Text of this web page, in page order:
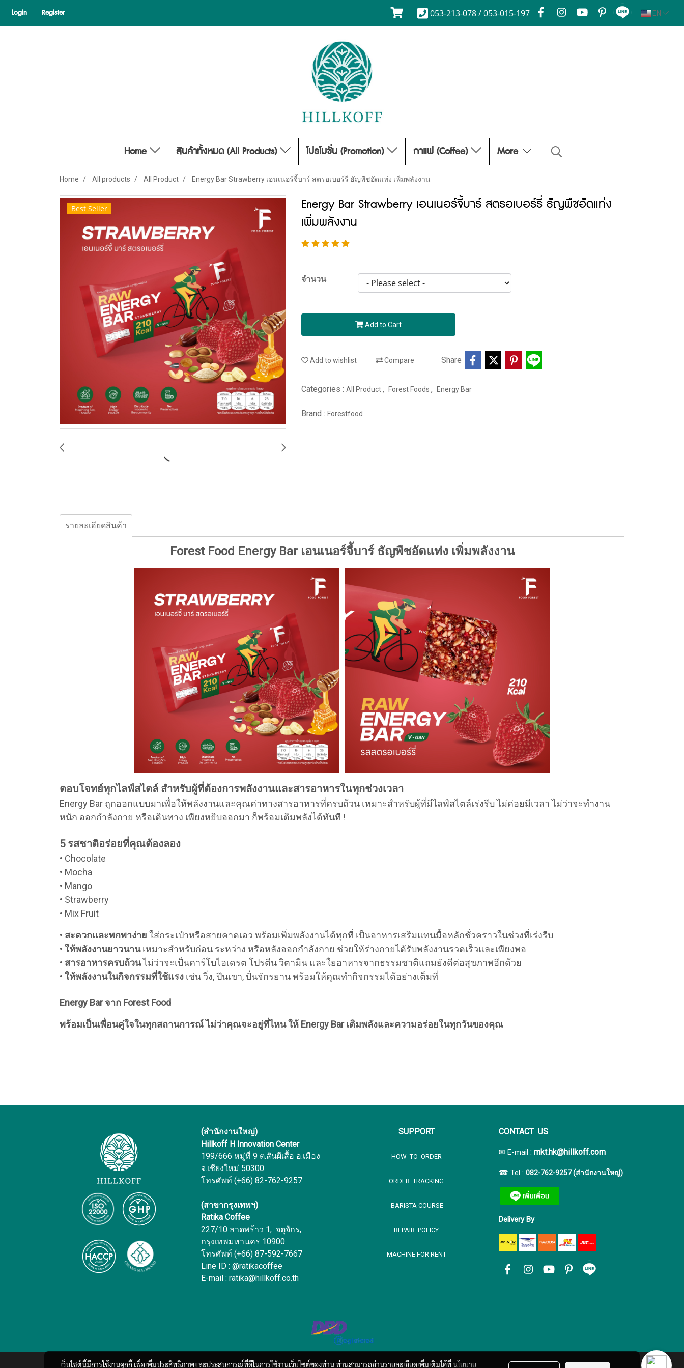
Login Register 053-213-078 / 053-015-197 EN
Home สินค้าทั้งหมด (All Products) โปรโมชั่น (Promotion) กาแฟ (Coffee) More
Home All products All Product Energy Bar Strawberry เอนเนอร์จี้บาร์ สตรอเบอร์รี่ ธัญพืชอัดแท่ง เพิ่มพลังงาน
Best Seller
Energy Bar Strawberry เอนเนอร์จี้บาร์ สตรอเบอร์รี่ ธัญพืชอัดแท่ง
เพิ่มพลังงาน
จำนวน
Add to Cart
Add to wishlist Compare Share
Categories : All Product, Forest Foods , Energy Bar
Brand : Forestfood
รายละเอียดสินค้า
Forest Food Energy Bar เอนเนอร์จี้บาร์ ธัญพืชอัดแท่ง เพิ่มพลังงาน
ตอบโจทย์ทุกไลฟ์สไตล์ สำหรับผู้ที่ต้องการพลังงานและสารอาหารในทุกช่วงเวลา
Energy Bar ถูกออกแบบมาเพื่อให้พลังงานและคุณค่าทางสารอาหารที่ครบถ้วน เหมาะสำหรับผู้ที่มีไลฟ์สไตล์เร่งรีบ ไม่ค่อยมีเวลา ไม่ว่าจะทำงาน
หนัก ออกกำลังกาย หรือเดินทาง เพียงหยิบออกมา ก็พร้อมเติมพลังได้ทันที !
5 รสชาติอร่อยที่คุณต้องลอง
• Chocolate
• Mocha
• Mango
• Strawberry
• Mix Fruit
• สะดวกและพกพาง่าย ใส่กระเป๋าหรือสายคาดเอว พร้อมเพิ่มพลังงานได้ทุกที่ เป็นอาหารเสริมแทนมื้อหลักชั่วคราวในช่วงที่เร่งรีบ
• ให้พลังงานยาวนานเหมาะสำหรับก่อน ระหว่าง หรือหลังออกกำลังกาย ช่วยให้ร่างกายได้รับพลังงานรวดเร็วและเพียงพอ
• สารอาหารครบถ้วนไม่ว่าจะเป็นคาร์โบไฮเดรต โปรตีน วิตามิน และใยอาหารจากธรรมชาติแถมยังดีต่อสุขภาพอีกด้วย
• ให้พลังงานในกิจกรรมที่ใช้แรง เช่น วิ่ง, ปีนเขา, ปั่นจักรยาน พร้อมให้คุณทำกิจกรรมได้อย่างเต็มที่
Energy Bar จาก Forest Food
พร้อมเป็นเพื่อนคู่ใจในทุกสถานการณ์ ไม่ว่าคุณจะอยู่ที่ไหน ให้ Energy Bar เติมพลังและความอร่อยในทุกวันของคุณ
(สำนักงานใหญ่)
Hillkoff H Innovation Center
199/666 หมู่ที่ 9 ต.สันผีเสื้อ อ.เมือง
จ.เชียงใหม่ 50300
โทรศัพท์ (+66) 82-762-9257
(สาขากรุงเทพฯ)
Ratika Coffee
227/10 ลาดพร้าว 1, จตุจักร,
กรุงเทพมหานคร 10900
โทรศัพท์ (+66) 87-592-7667
Line ID : @ratikacoffee
E-mail : ratika@hillkoff.co.th
SUPPORT
HOW TO ORDER
ORDER TRACKING
BARISTA COURSE
REPAIR POLICY
MACHINE FOR RENT
CONTACT US
✉ E-mail : mkt.hk@hillkoff.com
☎ Tel : 082-762-9257 (สำนักงานใหญ่)
Delivery By
เว็บไซต์นี้มีการใช้งานคุกกี้ เพื่อเพิ่มประสิทธิภาพและประสบการณ์ที่ดีในการใช้งานเว็บไซต์ของท่าน ท่านสามารถอ่านรายละเอียดเพิ่มเติมได้ที่นโยบาย